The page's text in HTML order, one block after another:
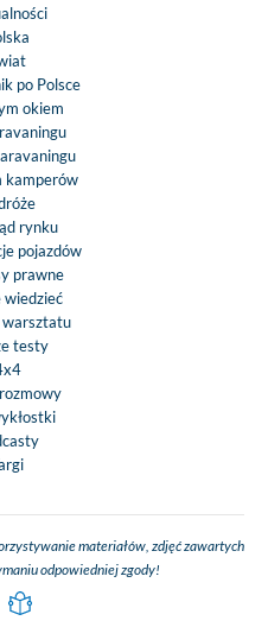
po Polsce
okiem
kamperów
rynku
pojazdów
prawne
wiedzieć
warsztatu
testy
materiałów, zdjęć zawartych
odpowiedniej zgody!